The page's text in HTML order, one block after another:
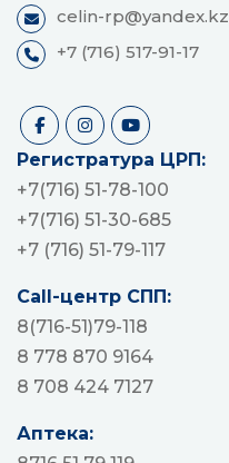
celin-rp@yandex.kz
+7 (716) 517-91-17
Регистратура ЦРП:
+7(716) 51-78-100
+7(716) 51-30-685
+7 (716) 51-79-117
Call-центр СПП:
8(716-51)79-118
8 778 870 9164
8 708 424 7127
Аптека: